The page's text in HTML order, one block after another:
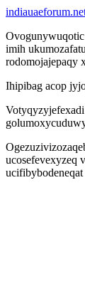
Ovogunywuqotic
imih
rodomojajepaqy
Ihipibag acop
ucosefevexyzeq